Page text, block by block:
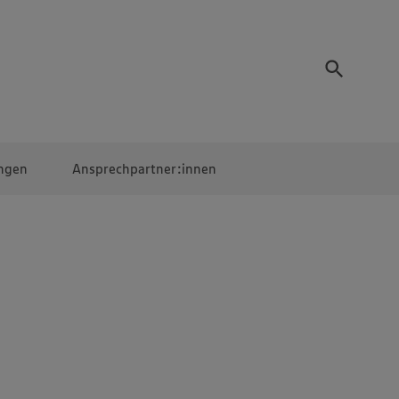
Ansprechpartner:innen